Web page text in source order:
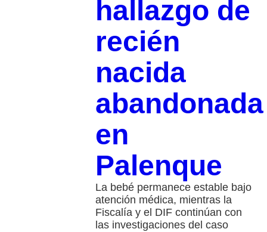
hallazgo de
recién
nacida
abandonada
en
Palenque
La bebé permanece estable bajo
atención médica, mientras la
Fiscalía y el DIF continúan con
las investigaciones del caso